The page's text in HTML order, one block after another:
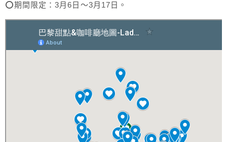
⭕期間限定：3月6日～3月17日。